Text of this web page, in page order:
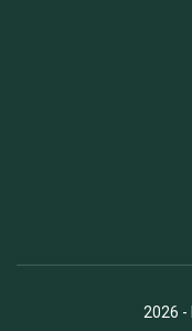
2026 -